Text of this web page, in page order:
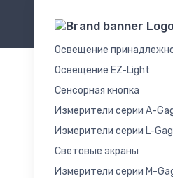
Освещение
Освещение EZ-Light
Сенсорная кнопка
Измерители серии A-
Измерители серии L-
Световые экраны
Измерители серии M-